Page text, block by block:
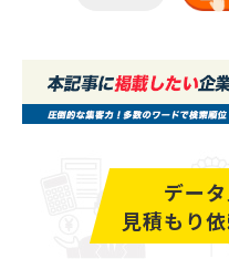
デー
見積もり